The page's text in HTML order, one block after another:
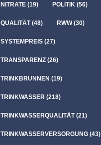
NITRATE(19) POLITIK (56)
QUALITÄT(48) RWW(30)
SYSTEMPREIS(27)
TRANSPARENZ(26)
TRINKBRUNNEN (19)
TRINKWASSER (218)
TRINKWASSERQUALITÄT(21)
TRINKWASSERVERSORGUNG(43)